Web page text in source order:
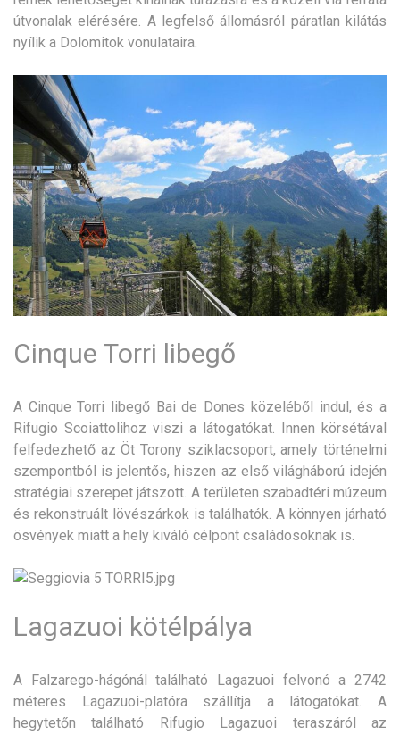
útvonalak elérésére. A legfelső állomásról páratlan kilátás
nyílik a Dolomitok vonulataira.
Cinque Torri libegő
A Cinque Torri libegő Bai de Dones közeléből indul, és a
Rifugio Scoiattolihoz viszi a látogatókat. Innen körsétával
felfedezhető az Öt Torony sziklacsoport, amely történelmi
szempontból is jelentős, hiszen az első világháború idején
stratégiai szerepet játszott. A területen szabadtéri múzeum
és rekonstruált lövészárkok is találhatók. A könnyen járható
ösvények miatt a hely kiváló célpont családosoknak is.
Lagazuoi kötélpálya
A Falzarego-hágónál található Lagazuoi felvonó a 2742
méteres Lagazuoi-platóra szállítja a látogatókat. A
hegytetőn található Rifugio Lagazuoi teraszáról az